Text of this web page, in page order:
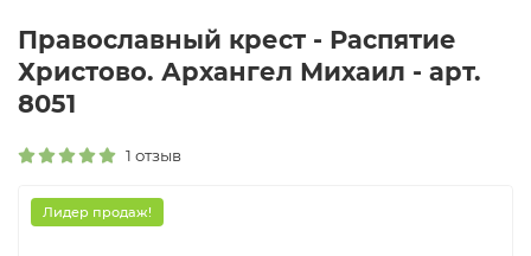
Православны​й крест - Распятие
Христово. Архангел Михаил - арт.
8051
1 отзыв
Лидер продаж!